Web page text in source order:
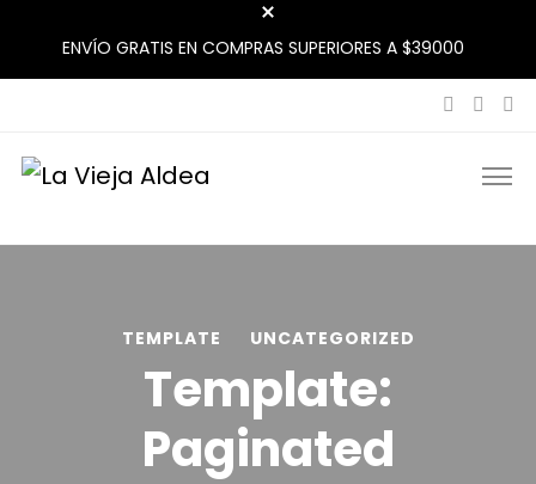
ENVÍO GRATIS EN COMPRAS SUPERIORES A $39000
La Vieja Aldea
Tu Mercado Natural Cerca
TEMPLATE UNCATEGORIZED
Template:
Paginated